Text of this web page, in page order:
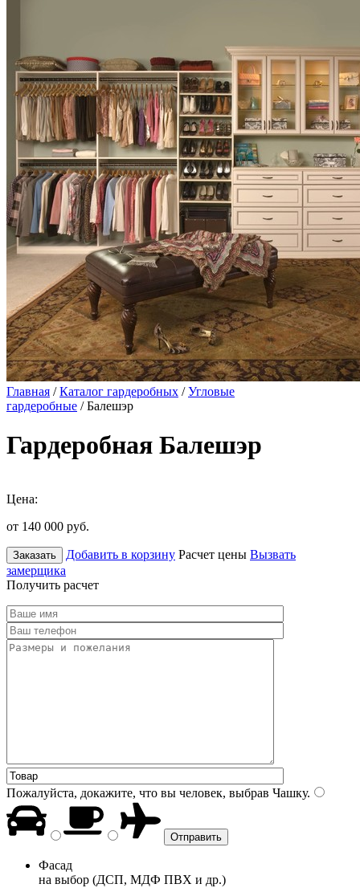
Главная /Каталог гардеробных /Угловые
гардеробные / Балешэр
Гардеробная Балешэр
Цена:
от 140 000 руб.
Заказать Добавить в корзину Расчет цены Вызвать
замерщика
Получить расчет
Пожалуйста, докажите, что вы человек, выбрав Чашку.
Фасад
на выбор (ДСП, МДФ ПВХ и др.)